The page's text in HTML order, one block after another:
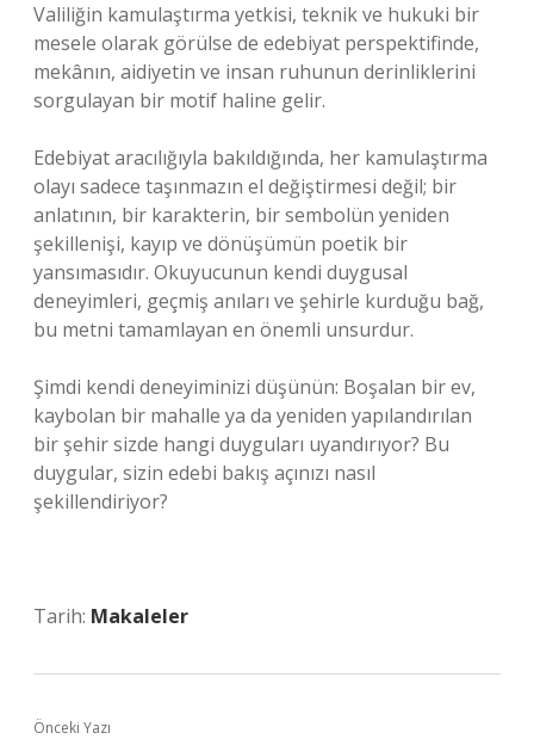
Valiliğin kamulaştırma yetkisi, teknik ve hukuki bir
mesele olarak görülse de edebiyat perspektifinde,
mekânın, aidiyetin ve insan ruhunun derinliklerini
sorgulayan bir motif haline gelir.
Edebiyat aracılığıyla bakıldığında, her kamulaştırma
olayı sadece taşınmazın el değiştirmesi değil; bir
anlatının, bir karakterin, bir sembolün yeniden
şekillenişi, kayıp ve dönüşümün poetik bir
yansımasıdır. Okuyucunun kendi duygusal
deneyimleri, geçmiş anıları ve şehirle kurduğu bağ,
bu metni tamamlayan en önemli unsurdur.
Şimdi kendi deneyiminizi düşünün: Boşalan bir ev,
kaybolan bir mahalle ya da yeniden yapılandırılan
bir şehir sizde hangi duyguları uyandırıyor? Bu
duygular, sizin edebi bakış açınızı nasıl
şekillendiriyor?
Tarih: Makaleler
Önceki Yazı